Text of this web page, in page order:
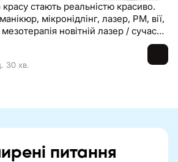
красу стають реальністю красиво.
новітній лазер / сучасні
30 хв.
питання